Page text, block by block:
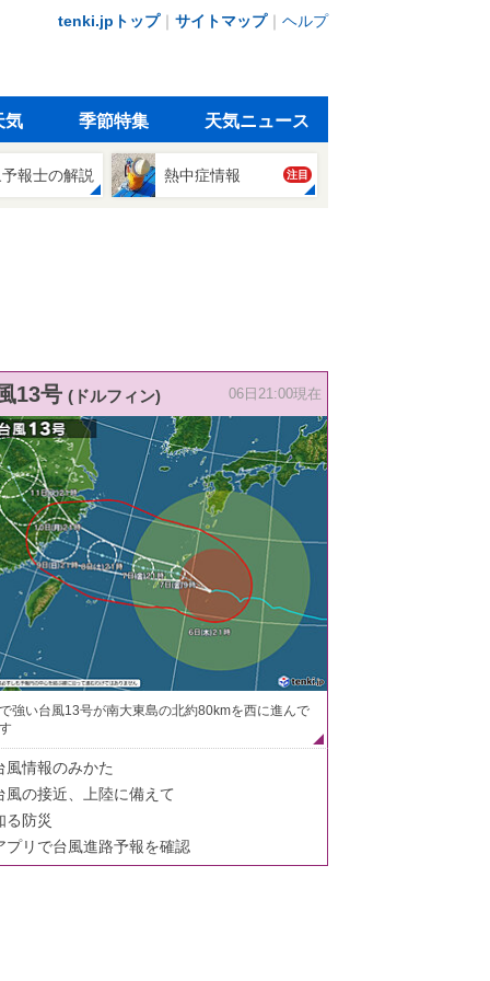
tenki.jpトップ｜ サイトマップ｜ ヘルプ
気 季節特集 天気ニュース
報士の解説 熱中症情報 注目
13号 (ドルフィン) 06日21:00現在
強い台風13号が南大東島の北約80kmを西に進んで
風情報のみかた
風の接近、上陸に備えて
る防災
プリで台風進路予報を確認